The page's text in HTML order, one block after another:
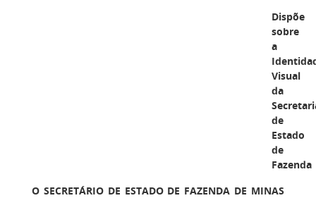
Dispõe
sobre
a
Visual
da
de
Estado
de
Fazenda
O SECRETÁRIO DE ESTADO DE FAZENDA DE MINAS